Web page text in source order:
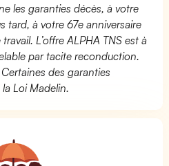
les garanties décès, à votre
tard, à votre 67e anniversaire
L’offre ALPHA TNS est à
par tacite reconduction.
des garanties
Loi Madelin.